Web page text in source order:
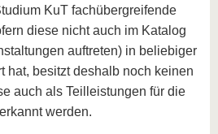
KuT fachübergreifende
diese nicht auch im Katalog
auftreten) in beliebiger
hat, besitzt deshalb noch keinen
auch als Teilleistungen für die
werden.